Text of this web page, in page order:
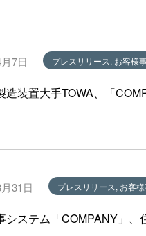
7日 プレスリリース, お客様
造装置大手TOWA、「
31日 プレスリリース, お客
システム「COMPANY」、